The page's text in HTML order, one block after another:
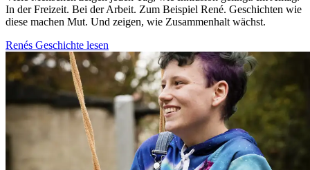
In der Freizeit. Bei der Arbeit. Zum Beispiel René. Geschichten wie
diese machen Mut. Und zeigen, wie Zusammenhalt wächst.
Renés Geschichte lesen